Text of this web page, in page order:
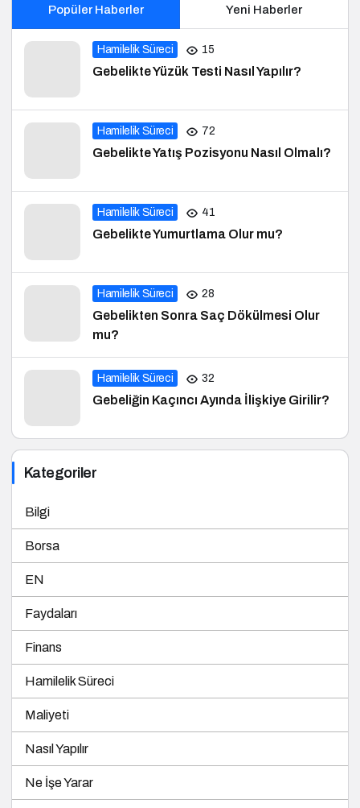
Hamilelik Süreci 15
Gebelikte Yüzük Testi Nasıl Yapılır?
Hamilelik Süreci 72
Gebelikte Yatış Pozisyonu Nasıl Olmalı?
Hamilelik Süreci 41
Gebelikte Yumurtlama Olur mu?
Hamilelik Süreci 28
Gebelikten Sonra Saç Dökülmesi Olur
mu?
Hamilelik Süreci 32
Gebeliğin Kaçıncı Ayında İlişkiye Girilir?
Kategoriler
Borsa
EN
Faydaları
Finans
Hamilelik Süreci
Maliyeti
Nasıl Yapılır
Ne İşe Yarar
Sağlık